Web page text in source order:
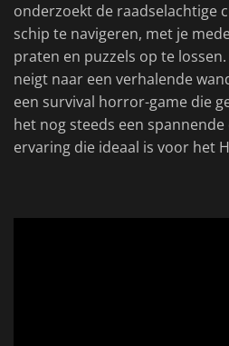
onderzoekt de raadselachtige
schip te navigeren, met je
praten en puzzels op te
neigt naar een verhalende
een survival horror-game die
het nog steeds een
ervaring die ideaal is voor het